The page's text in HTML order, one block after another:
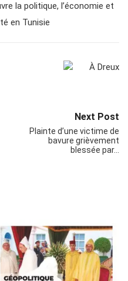
la politique, l’économie et
en Tunisie
Next Post
Plainte d’une victime de
bavure grièvement
blessée par…